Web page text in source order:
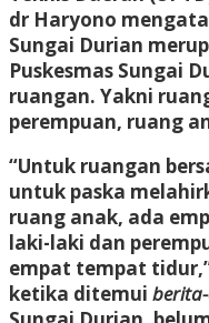
dr Haryono
Sungai Durian
Puskesmas Sungai
ruangan. Yakni
perempuan, ruang
“Untuk ruangan
untuk paska
ruang anak, ada
laki-laki dan
empat tempat
ketika ditemui